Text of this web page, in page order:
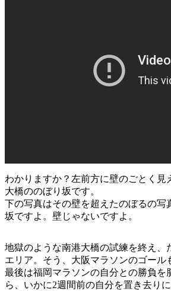
わかりますか？左前方に壁のごとく見
大橋ののぼり坂です。
下の写真はその壁を超えたのぼるの写
坂ですよ。壁じゃないですよ。
地獄のような南港大橋の試練を終え、
エリア。そう、大阪マラソンのゴール
最後は福岡マラソンの自分との勝負を
ら、いかに2週間前の自分を置き去り